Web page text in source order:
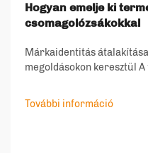
Hogyan emelje ki
csomagolózsákokkal
Márkaidentitás
megoldásokon keresztül
elköteleződéséről. A mai
További információ